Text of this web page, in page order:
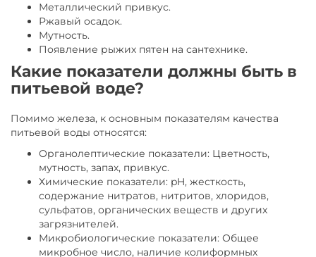
Металлический привкус.
Ржавый осадок.
Мутность.
Появление рыжих пятен на сантехнике.
Какие показатели должны быть в
питьевой воде?
Помимо железа, к основным показателям качества
питьевой воды относятся:
Органолептические показатели: Цветность,
мутность, запах, привкус.
Химические показатели: pH, жесткость,
содержание нитратов, нитритов, хлоридов,
сульфатов, органических веществ и других
загрязнителей.
Микробиологические показатели: Общее
микробное число, наличие колиформных